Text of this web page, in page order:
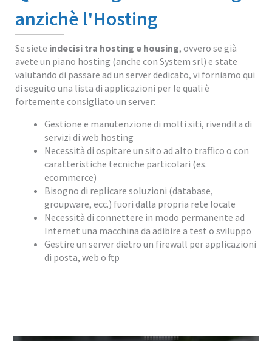
anzichè l'Hosting
Se siete indecisi tra hosting e housing, ovvero se già
avete un piano hosting (anche con System srl) e state
valutando di passare ad un server dedicato, vi forniamo qui
di seguito una lista di applicazioni per le quali è
fortemente consigliato un server:
Gestione e manutenzione di molti siti, rivendita di
servizi di web hosting
Necessità di ospitare un sito ad alto traffico o con
caratteristiche tecniche particolari (es.
ecommerce)
Bisogno di replicare soluzioni (database,
groupware, ecc.) fuori dalla propria rete locale
Necessità di connettere in modo permanente ad
Internet una macchina da adibire a test o sviluppo
Gestire un server dietro un firewall per applicazioni
di posta, web o ftp